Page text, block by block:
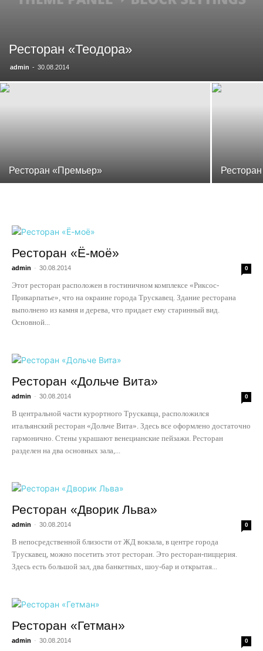
Ресторан «Теодора»
admin - 30.08.2014
Ресторан «Премьер»
Ресторан «Ё-моё»
admin - 30.08.2014 0
Этот ресторан расположен в гостиничном комплексе «Риксос-
Прикарпатье», что на окраине города Трускавец. Здание ресторана
выполнено из камня и дерева, что придает ему старинный вид.
Основной...
Ресторан «Дольче Вита»
admin - 30.08.2014 0
В центральной части курортного Трускавца, расположился
итальянский ресторан «Дольче Вита». Здесь все оформлено достаточно
гармонично. Стены украшают венецианские пейзажи. Ресторан
разделен на два основных зала,...
Ресторан «Дворик Льва»
admin - 30.08.2014 0
В непосредственной близости от ЖД вокзала, в центре города
Трускавец, можно посетить этот ресторан. Это ресторан-пиццерия.
Здесь есть большой зал, два банкетных, шоу-бар и открытая...
Ресторан «Гетман»
admin - 30.08.2014 0